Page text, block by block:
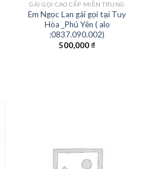
GÁI GỌI CAO CẤP MIỀN TRUNG
Em Ngọc Lan gái gọi tại Tuy
Hòa _Phú Yên ( alo
:0837.090.002)
500,000₫